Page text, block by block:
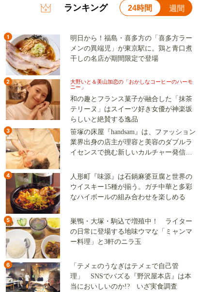
ランキング 24時間 週間
1
明日から！福島・喜多方の「喜多方ラー
メンの異端児」が東京駅に。鶏と青口煮
干しの名店が期間限定で登場
2
大野いと＆美山加恋の「おかしなコーヒーのハーモ
ニー」
和の趣とフランス菓子が融合した「抹茶
テリーヌ」はスイーツ好き女優が神楽坂
らしいと絶賛する逸品
3
笹塚の床屋『handsam』は、ファッション
業界出身の店主が理容と美容のダブルラ
イセンスで挑む新しいカルチャー発信基
4
人形町『味源』は石鍋麻婆豆腐と世界の
ウイスキー15種が揃う。ガチ中華と多彩
なハイボールの組み合わせを楽しめる
5
巣鴨・大塚・駒込で増殖中！ ライター
の日常に登場する地味ウマな「ミャンマ
ー料理」と3軒のニラ玉
6
「テメェのうなぎはテメェで自己管
理」 SNSでバズる『野沢屋本店』は本
当においしいのか!? いざ実食調査